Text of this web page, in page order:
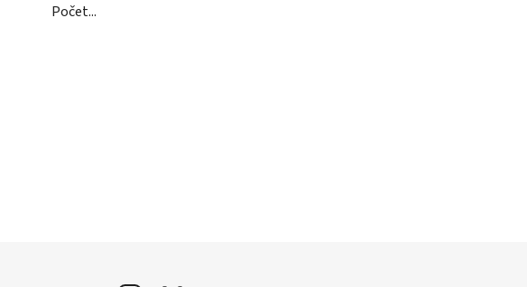
Počet...